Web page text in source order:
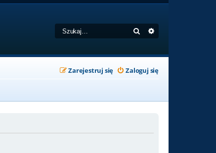
Szukaj
Zaloguj się
Zarejestruj się